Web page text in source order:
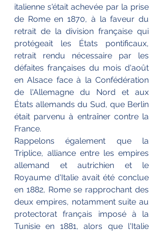
italienne s'était achevée par la prise
de Rome en 1870, à la faveur du
retrait de la division française qui
protégeait les États pontificaux,
retrait rendu nécessaire par les
défaites françaises du mois d'août
en Alsace face à la Confédération
de l'Allemagne du Nord et aux
États allemands du Sud, que Berlin
était parvenu à entraîner contre la
France.
Rappelons également que la
Triplice, alliance entre les empires
allemand et autrichien et le
Royaume d'Italie avait été conclue
en 1882, Rome se rapprochant des
deux empires, notamment suite au
protectorat français imposé à la
Tunisie en 1881, alors que l'Italie